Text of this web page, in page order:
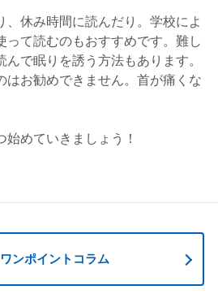
、休み時間に読んだり。学校によ
って読むのもおすすめです。難し
で眠りを誘う方法もあります。
はお勧めできません。首が痛くな
めていきましょう！
ンポイントコラム